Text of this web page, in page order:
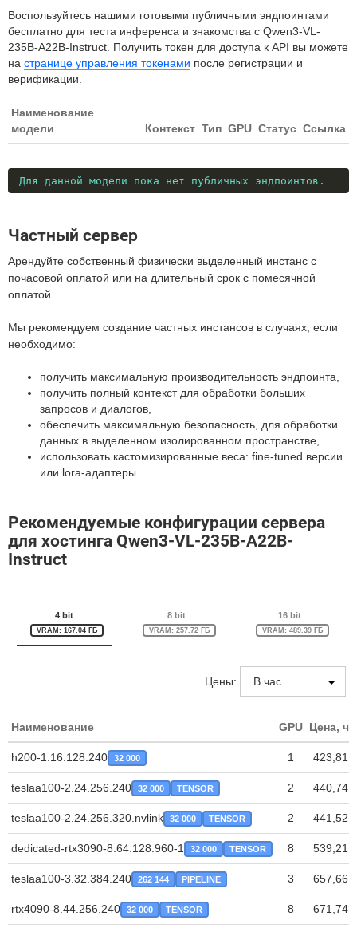
Воспользуйтесь нашими готовыми публичными эндпоинтами
бесплатно для теста инференса и знакомства с Qwen3-VL-
235B-A22B-Instruct. Получить токен для доступа к API вы можете
на странице управления токенами после регистрации и
верификации.
Наименование
модели
Контекст Тип GPU Статус Ссылка
Для данной модели пока нет публичных эндпоинтов.
Частный сервер
Арендуйте собственный физически выделенный инстанс с
почасовой оплатой или на длительный срок с помесячной
оплатой.
Мы рекомендуем создание частных инстансов в случаях, если
необходимо:
получить максимальную производительность эндпоинта,
получить полный контекст для обработки больших
запросов и диалогов,
обеспечить максимальную безопасность, для обработки
данных в выделенном изолированном пространстве,
использовать кастомизированные веса: fine-tuned версии
или lora-адаптеры.
Рекомендуемые конфигурации сервера
для хостинга Qwen3-VL-235B-A22B-
Instruct
4 bit
VRAM: 167.04 ГБ
8 bit
VRAM: 257.72 ГБ
16 bit
VRAM: 489.39 ГБ
Цены:
Наименование GPU Цена,
h200-1.16.128.240 32 000 1 423,81 ₽
teslaa100-2.24.256.240 32 000 TENSOR 2 440,74 ₽
teslaa100-2.24.256.320.nvlink 32 000 TENSOR 2 441,52 ₽
dedicated-rtx3090-8.64.128.960-1 32 000 TENSOR 8 539,21 ₽
teslaa100-3.32.384.240 262 144 PIPELINE 3 657,66 ₽
rtx4090-8.44.256.240 32 000 TENSOR 8 671,74 ₽